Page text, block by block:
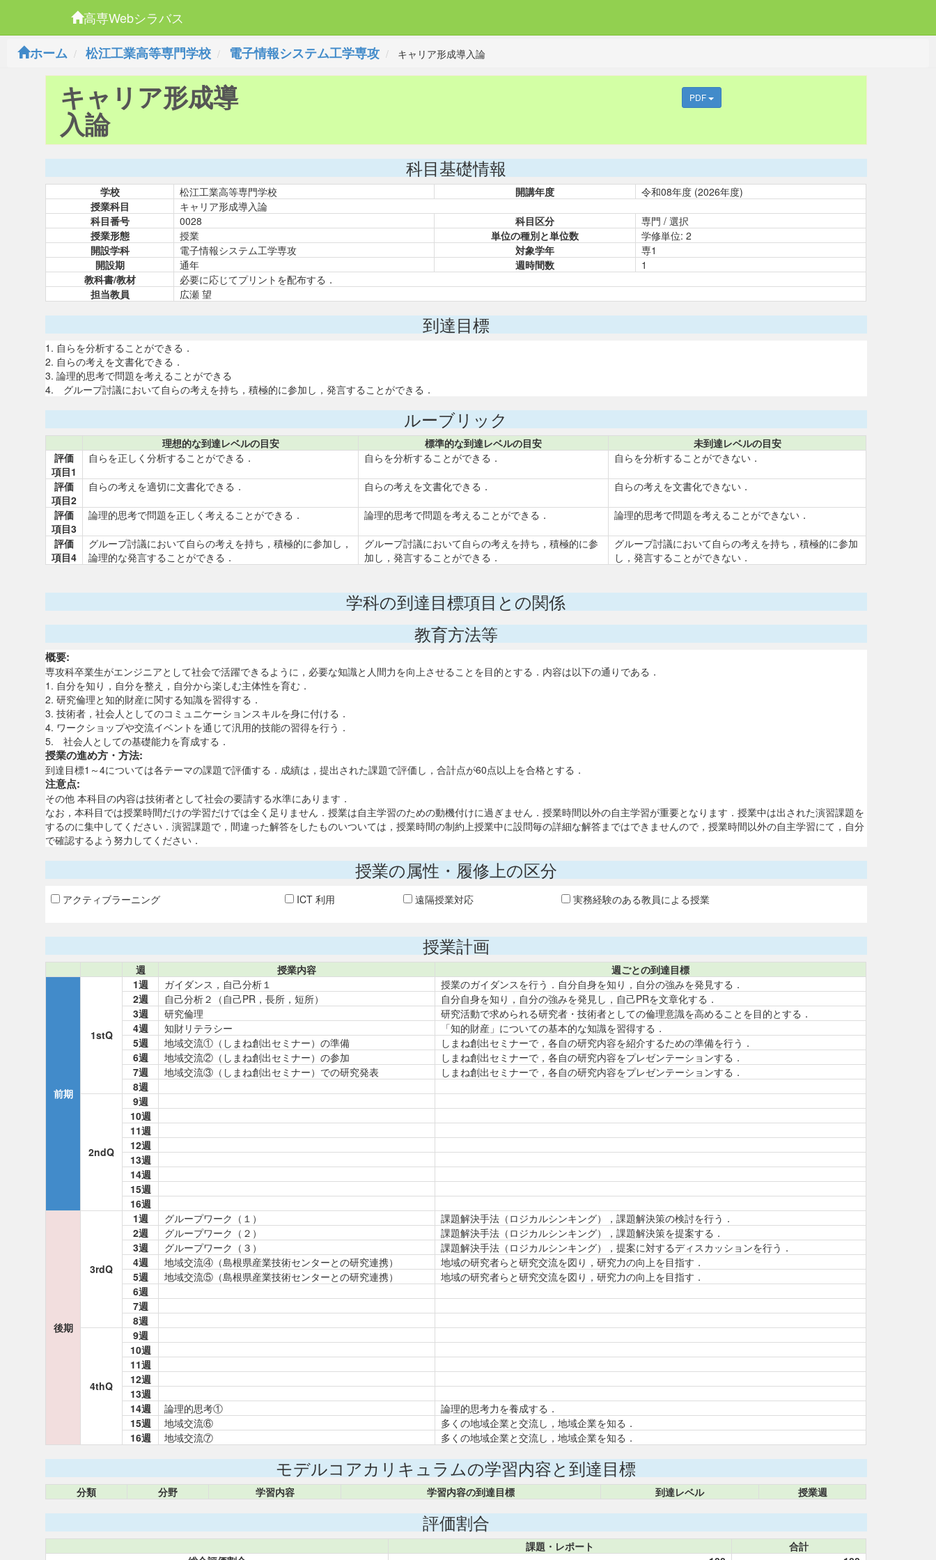
高専Webシラバス
ホーム
松江工業高等専門学校 電子情報システム工学専攻 キャリア形成導入論
キャリア形成導
入論
PDF
科目基礎情報
学校 松江工業高等専門学校 開講年度
令和08年度 (2026年度)
授業科目
キャリア形成導入論
科目番号
0028 科目区分
専門 / 選択
授業形態
授業 単位の種別と単位数
学修単位: 2
開設学科
電子情報システム工学専攻 対象学年
専1
開設期
通年 週時間数
1
教科書/教材
必要に応じてプリントを配布する．
担当教員
広瀬 望
到達目標
1. 自らを分析することができる．
2. 自らの考えを文書化できる．
3. 論理的思考で問題を考えることができる
4. グループ討議において自らの考えを持ち，積極的に参加し，発言することができる．
ルーブリック
理想的な到達レベルの目安 標準的な到達レベルの目安
未到達レベルの目安
評価
項目1
自らを正しく分析することができる． 自らを分析することができる． 自らを分析することができない．
評価
項目2
自らの考えを適切に文書化できる． 自らの考えを文書化できる． 自らの考えを文書化できない．
評価
項目3
論理的思考で問題を正しく考えることができる． 論理的思考で問題を考えることができる． 論理的思考で問題を考えることができない．
評価
項目4
グループ討議において自らの考えを持ち，積極的に参加し，
論理的な発言することができる．
グループ討議において自らの考えを持ち，積極的に参
加し，発言することができる．
グループ討議において自らの考えを持ち，積極的に参加
し，発言することができない．
学科の到達目標項目との関係
教育方法等
概要:
専攻科卒業生がエンジニアとして社会で活躍できるように，必要な知識と人間力を向上させることを目的とする．内容は以下の通りである．
1. 自分を知り，自分を整え，自分から楽しむ主体性を育む．
2. 研究倫理と知的財産に関する知識を習得する．
3. 技術者，社会人としてのコミュニケーションスキルを身に付ける．
4. ワークショップや交流イベントを通じて汎用的技能の習得を行う．
5. 社会人としての基礎能力を育成する．
授業の進め方・方法:
到達目標1～4については各テーマの課題で評価する．成績は，提出された課題で評価し，合計点が60点以上を合格とする．
注意点:
その他 本科目の内容は技術者として社会の要請する水準にあります．
なお，本科目では授業時間だけの学習だけでは全く足りません．授業は自主学習のための動機付けに過ぎません．授業時間以外の自主学習が重要となります．授業中は出された演習課題を
するのに集中してください．演習課題で，間違った解答をしたものいついては，授業時間の制約上授業中に設問毎の詳細な解答まではできませんので，授業時間以外の自主学習にて，自分
で確認するよう努力してください．
授業の属性・履修上の区分
アクティブラーニング ICT 利用 遠隔授業対応 実務経験のある教員による授業
授業計画
週 授業内容 週ごとの到達目標
前期
1stQ
1週 ガイダンス，自己分析１
授業のガイダンスを行う．自分自身を知り，自分の強みを発見する．
2週
自己分析２（自己PR，長所，短所）
自分自身を知り，自分の強みを発見し，自己PRを文章化する．
3週
研究倫理
研究活動で求められる研究者・技術者としての倫理意識を高めることを目的とする．
4週
知財リテラシー
「知的財産」についての基本的な知識を習得する．
5週
地域交流①（しまね創出セミナー）の準備
しまね創出セミナーで，各自の研究内容を紹介するための準備を行う．
6週
地域交流②（しまね創出セミナー）の参加
しまね創出セミナーで，各自の研究内容をプレゼンテーションする．
7週
地域交流③（しまね創出セミナー）での研究発表
しまね創出セミナーで，各自の研究内容をプレゼンテーションする．
8週
2ndQ
9週
10週
11週
12週
13週
14週
15週
16週
後期
3rdQ
1週 グループワーク（１）
課題解決手法（ロジカルシンキング），課題解決策の検討を行う．
2週
グループワーク（２）
課題解決手法（ロジカルシンキング），課題解決策を提案する．
3週
グループワーク（３）
課題解決手法（ロジカルシンキング），提案に対するディスカッションを行う．
4週
地域交流④（島根県産業技術センターとの研究連携）
地域の研究者らと研究交流を図り，研究力の向上を目指す．
5週
地域交流⑤（島根県産業技術センターとの研究連携）
地域の研究者らと研究交流を図り，研究力の向上を目指す．
6週
7週
8週
4thQ
9週
10週
11週
12週
13週
14週
論理的思考①
論理的思考力を養成する．
15週
地域交流⑥
多くの地域企業と交流し，地域企業を知る．
16週
地域交流⑦ 多くの地域企業と交流し，地域企業を知る．
モデルコアカリキュラムの学習内容と到達目標
分類 分野 学習内容 学習内容の到達目標 到達レベル 授業週
評価割合
課題・レポート
合計